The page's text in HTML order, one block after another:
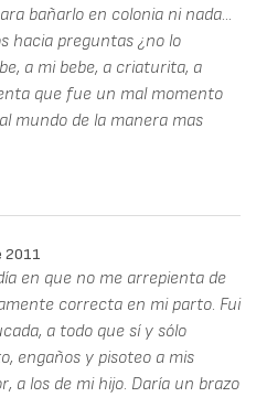
bañarlo en colonia ni nada...
hacia preguntas ¿no lo
a mi bebe, a criaturita, a
que fue un mal momento
mundo de la manera mas
2011
en que no me arrepienta de
correcta en mi parto. Fui
a todo que sí y sólo
engaños y pisoteo a mis
a los de mi hijo. Daría un brazo